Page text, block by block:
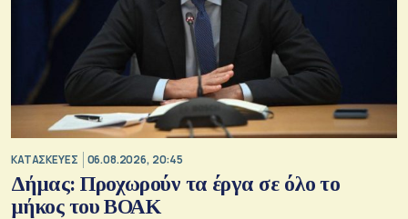
ΚΑΤΑΣΚΕΥΕΣ 06.08.2026, 20:45
Δήμας: Προχωρούν τα έργα σε όλο το
μήκος του ΒΟΑΚ